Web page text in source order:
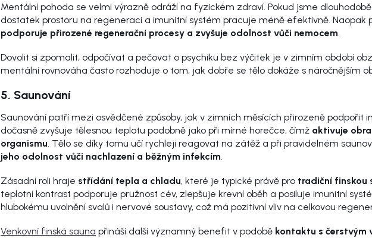
Mentální pohoda se velmi výrazně odráží na fyzickém zdraví. Pokud jsme
dostatek prostoru na regeneraci a imunitní systém pracuje méně efektivně. Naopak
podporuje přirozené regenerační procesy a zvyšuje odolnost vůči nemocem.
Dovolit si zpomalit, odpočívat a pečovat o psychiku bez výčitek je v zimním období
mentální rovnováha často rozhoduje o tom, jak dobře se tělo dokáže s náročnějším
5. Saunování
Saunování patří mezi osvědčené způsoby, jak v zimních měsících přirozeně podpořit
dočasně zvyšuje tělesnou teplotu podobně jako při mírné horečce, čímž aktivuje
organismu. Tělo se díky tomu učí rychleji reagovat na zátěž a při pravidelném
jeho odolnost vůči nachlazení a běžným infekcím.
Zásadní roli hraje střídání tepla a chladu, které je typické právě pro tradiční finskou
teplotní kontrast podporuje pružnost cév, zlepšuje krevní oběh a posiluje imunitní
hlubokému uvolnění svalů i nervové soustavy, což má pozitivní vliv na celkovou
Venkovní finská sauna přináší další významný benefit v podobě kontaktu s čerstvým